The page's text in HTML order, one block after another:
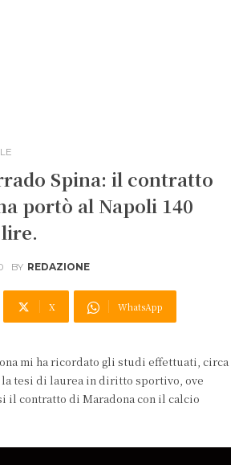
Spina: il contratto
portò al Napoli 140
BY REDAZIONE
X WhatsApp
mi ha ricordato gli studi effettuati, circa
la tesi di laurea in diritto sportivo, ove
il contratto di Maradona con il calcio